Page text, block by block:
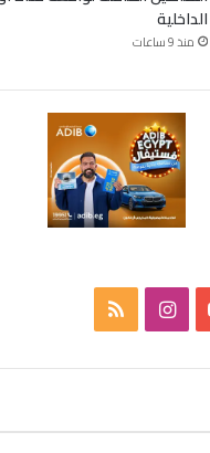
الداخلية
منذ 9 ساعات
‫YouTubeانستقرامملخص